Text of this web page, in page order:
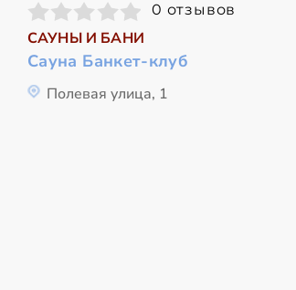
0 отзывов
САУНЫ И БАНИ
Сауна Банкет-клуб
Полевая улица, 1